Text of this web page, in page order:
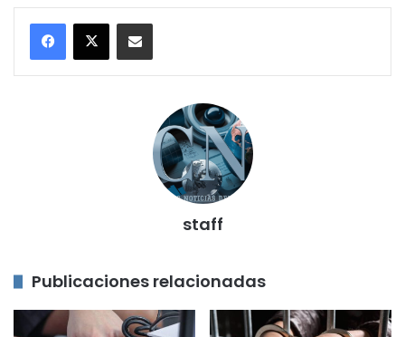
Compartir por correo electrónico
staff
Publicaciones relacionadas